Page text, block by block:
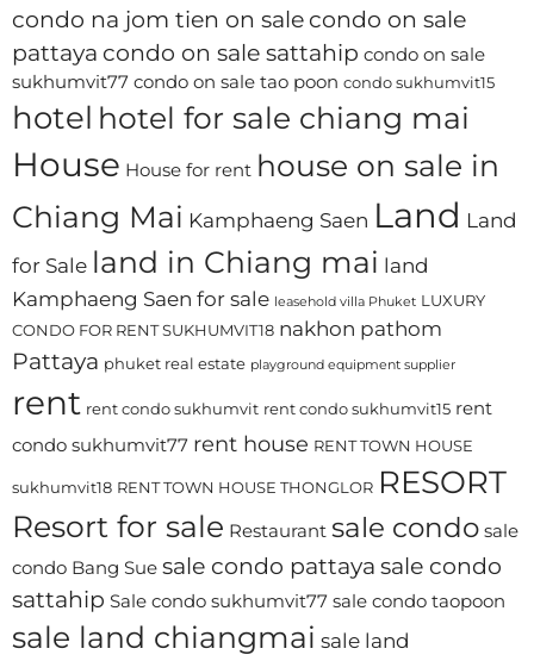
condo na jom tien on sale condo on sale
pattaya condo on sale sattahip condo on sale
sukhumvit77 condo on sale tao poon condo sukhumvit15
hotel hotel for sale chiang mai
House House for rent house on sale in
Chiang Mai Kamphaeng Saen Land Land
for Sale land in Chiang mai land
Kamphaeng Saen for sale leasehold villa Phuket LUXURY
CONDO FOR RENT SUKHUMVIT18 nakhon pathom
Pattaya phuket real estate playground equipment supplier
rent rent condo sukhumvit rent condo sukhumvit15 rent
condo sukhumvit77 rent house RENT TOWN HOUSE
sukhumvit18 RENT TOWN HOUSE THONGLOR RESORT
Resort for sale Restaurant sale condo sale
condo Bang Sue sale condo pattaya sale condo
sattahip Sale condo sukhumvit77 sale condo taopoon
sale land chiangmai sale land